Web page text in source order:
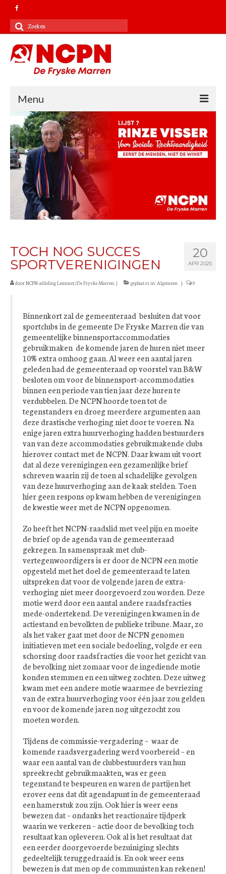
Zoeken
Menu
Contact
Kandidatenlijst 2022
Verkiezingsprogramma 2022
NCPN landelijk
20
APR 2025
TOCH NOG SUCCES
SPORTVERENIGINGEN
doorNCPN-afdeling Lemmer/De Fryske Marren. | geplaatst in:Algemeen | 0
Binnenkort zal de gemeenteraad besluiten dat voor
sportclubs in de gemeente De Fryske Marren die van
gemeentelijke binnensportaccommodaties
gebruikmaken de komende jaren de huren niet meer
10% extra omhoog gaan. Al weer een aantal jaren
geleden had de gemeenteraad op voorstel van B&W
besloten om voor de binnensport-accommodaties
binnen een periode van tien jaar deze huren te
verdubbelen. De NCPN hoorde toen tot de
tegenstanders en droeg meerdere argumenten aan
deze drastische verhoging niet door te voeren. Na
enige jaren extra huurverhoging hadden bestuurders
van van deze accommodaties gebruikmakende clubs
hierover contact met de NCPN. Daar kwam uit voort
dat al deze verenigingen een gezamenlijke brief
schreven waarin zij de toen al schadelijke gevolgen
van deze huurverhoging aan de kaak stelden. Toen
hier geen respons op kwam hebben de verenigingen
de kwestie weer met de NCPN opgenomen.
Zo heeft het NCPN-raadslid met veel pijn en moeite
de brief op de agenda van de gemeenteraad
gekregen. In samenspraak met club-
vertegenwoordigers is er door de NCPN een motie
opgesteld met het doel de gemeenteraad te laten
uitspreken dat voor de volgende jaren de extra-
verhoging niet meer doorgevoerd zou worden. Deze
motie werd door een aantal andere raadsfracties
mede-ondertekend. De verenigingen kwamen in de
actiestand en bevolkten de publieke tribune. Maar, zo
als het vaker gaat met door de NCPN genomen
initiatieven met een sociale bedoeling, volgde er een
schorsing door raadsfracties die voor het gezicht van
de bevolking niet zomaar voor de ingediende motie
konden stemmen en een uitweg zochten. Deze uitweg
kwam met een andere motie waarmee de bevriezing
van de extra huurverhoging voor één jaar zou gelden
en voor de komende jaren nog uitgezocht zou
moeten worden.
Tijdens de commissie-vergadering – waar de
komende raadsvergadering werd voorbereid – en
waar een aantal van de clubbestuurders van hun
spreekrecht gebruikmaakten, was er geen
tegenstand te bespeuren en waren de partijen het
erover eens dat dit agendapunt in de gemeenteraad
een hamerstuk zou zijn. Ook hier is weer eens
bewezen dat – ondanks het reactionaire tijdperk
waarin we verkeren – actie door de bevolking toch
resultaat kan opleveren. Ook al is het resultaat dat
een eerder doorgevoerde bezuiniging slechts
gedeeltelijk teruggedraaid is. En ook weer eens
bewezen is dat men op de communisten kan rekenen!